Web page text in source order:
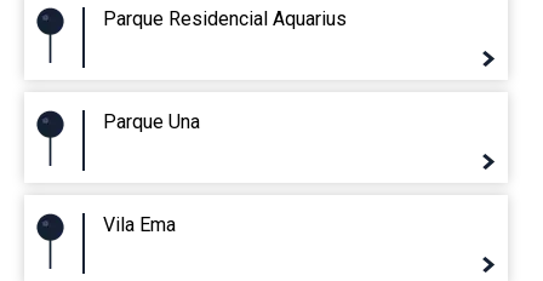
Parque Residencial Aquarius
Parque Una
Vila Ema